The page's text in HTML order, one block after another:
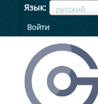
Язык русский
ЯзыкЯзык
Войти